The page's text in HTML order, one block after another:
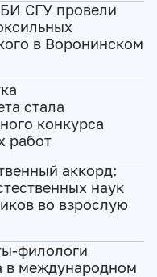
СГУ провели
в Воронинском
стала
конкурса
работ
аккорд:
наук
во взрослую
филологи
в международном